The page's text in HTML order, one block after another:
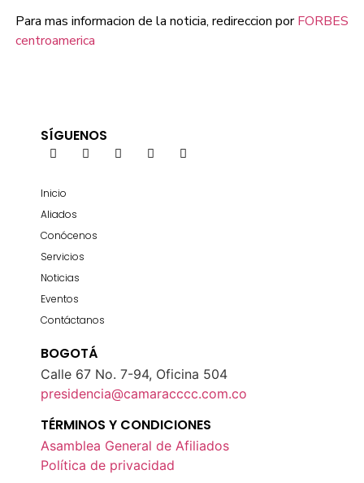
Para mas informacion de la noticia, redireccion porFORBES
centroamerica
SÍGUENOS
Inicio
Aliados
Conócenos
Servicios
Noticias
Eventos
Contáctanos
BOGOTÁ
Calle 67 No. 7-94, Oficina 504
presidencia@camaracccc.com.co
TÉRMINOS Y CONDICIONES
Asamblea General de Afiliados
Política de privacidad